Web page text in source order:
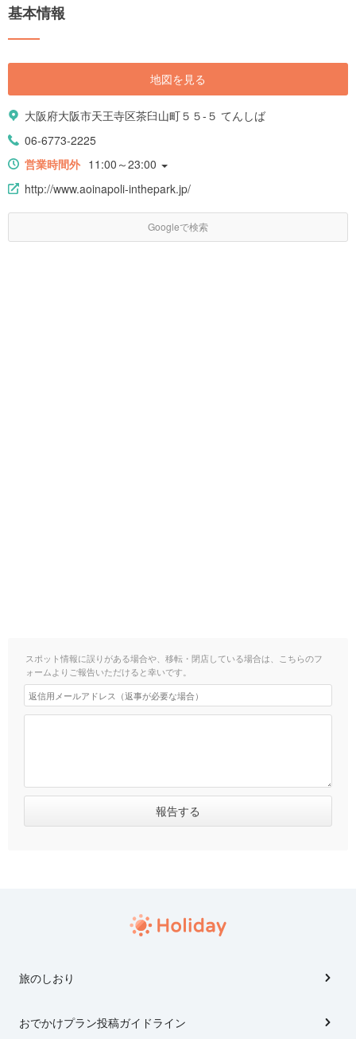
基本情報
地図を見る
大阪府大阪市天王寺区茶臼山町５５-５ てんしば
06-6773-2225
営業時間外 11:00～23:00
http://www.aoinapoli-inthepark.jp/
Googleで検索
スポット情報に誤りがある場合や、移転・閉店している場合は、こちらのフ
ォームよりご報告いただけると幸いです。
旅のしおり
おでかけプラン投稿ガイドライン